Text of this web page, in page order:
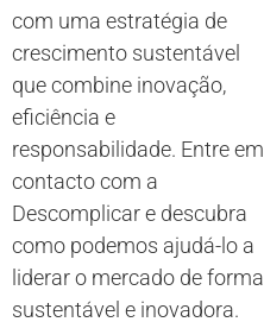
com uma estratégia de
crescimento sustentável
que combine inovação,
eficiência e
responsabilidade. Entre em
contacto com a
Descomplicar e descubra
como podemos ajudá-lo a
liderar o mercado de forma
sustentável e inovadora.